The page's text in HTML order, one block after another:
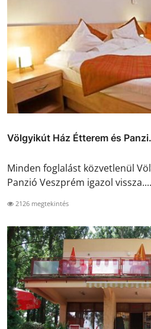
Völgyikút Ház Étterem és
Minden foglalást közvetlenül
Panzió Veszprém igazol vissza....
2126 megtekintés